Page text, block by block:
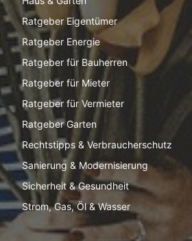
Ratgeber Eigentümer
Ratgeber Energie
Ratgeber für Bauherren
Ratgeber für Mieter
Ratgeber für Vermieter
Ratgeber Garten
Rechtstipps & Verbraucherschutz
Sanierung & Modernisierung
Sicherheit & Gesundheit
Strom, Gas, Öl & Wasser